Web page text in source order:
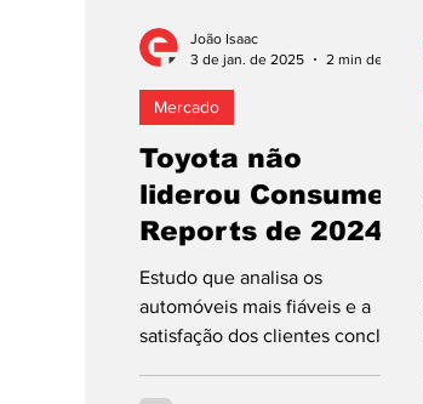
STI (acrónimo de Subaru
Tecnica International). Entre os
carros de estrada no ce
Toyota não
liderou Consumer
Reports de 2024
Estudo que analisa os
automóveis mais fiáveis e a
satisfação dos clientes concluiu
liderar. Todos os anos,...
Mercado
João Isaac
3 de jan. de 2025